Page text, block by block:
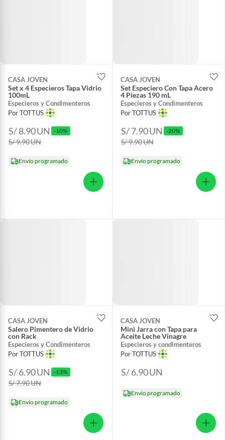
CASA JOVEN
Set x 4 Especieros Tapa Vidrio
100mL
Especieros y Condimenteros
Por TOTTUS
S/ 8.90UN -10%
S/ 9.90UN
Envío programado
CASA JOVEN
Set Especiero Con Tapa Acero
4 Piezas 190 mL
Especieros y Condimenteros
Por TOTTUS
S/ 7.90UN -20%
S/ 9.90UN
Envío programado
CASA JOVEN
Salero Pimentero de Vidrio
con Rack
Especieros y Condimenteros
Por TOTTUS
S/ 6.90UN -13%
S/ 7.90UN
Envío programado
CASA JOVEN
Mini Jarra con Tapa para
Aceite Leche Vinagre
Especieros y condimenteros
Por TOTTUS
S/ 6.90UN
Envío programado